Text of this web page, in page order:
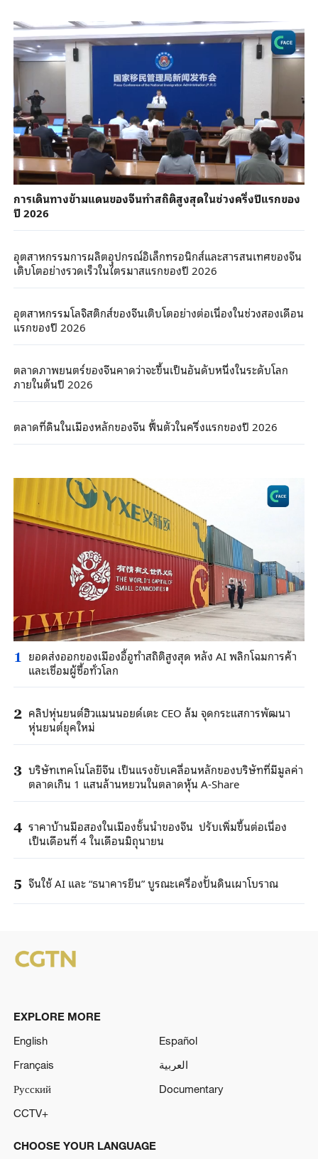
การเดินทางข้ามแดนของจีนทำสถิติสูงสุดในช่วงครึ่งปีแรกของ
ปี 2026
อุตสาหกรรมการผลิตอุปกรณ์อิเล็กทรอนิกส์และสารสนเทศของจีน
เติบโตอย่างรวดเร็วในไตรมาสแรกของปี 2026
อุตสาหกรรมโลจิสติกส์ของจีนเติบโตอย่างต่อเนื่องในช่วงสองเดือน
แรกของปี 2026
ตลาดภาพยนตร์ของจีนคาดว่าจะขึ้นเป็นอันดับหนึ่งในระดับโลก
ภายในต้นปี 2026
ตลาดที่ดินในเมืองหลักของจีน ฟื้นตัวในครึ่งแรกของปี 2026
1 ยอดส่งออกของเมืองอี้อูทำสถิติสูงสุด หลัง AI พลิกโฉมการค้า
และเชื่อมผู้ซื้อทั่วโลก
2 คลิปหุ่นยนต์ฮิวแมนนอยด์เตะ CEO ล้ม จุดกระแสการพัฒนา
หุ่นยนต์ยุคใหม่
3 บริษัทเทคโนโลยีจีน เป็นแรงขับเคลื่อนหลักของบริษัทที่มีมูลค่า
ตลาดเกิน 1 แสนล้านหยวนในตลาดหุ้น A-Share
4 ราคาบ้านมือสองในเมืองชั้นนำของจีน ปรับเพิ่มขึ้นต่อเนื่อง
เป็นเดือนที่ 4 ในเดือนมิถุนายน
5 จีนใช้ AI และ “ธนาคารยีน” บูรณะเครื่องปั้นดินเผาโบราณ
EXPLORE MORE
English
Español
Français
العربية
Русский
Documentary
CCTV+
CHOOSE YOUR LANGUAGE